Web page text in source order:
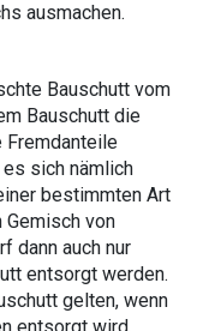
ausmachen.
Bauschutt vom
Bauschutt die
Fremdanteile
sich nämlich
bestimmten Art
Gemisch von
dann auch nur
entsorgt werden.
gelten, wenn